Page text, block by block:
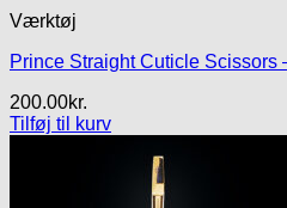
Værktøj
Prince Straight Cuticle Scissors
200.00kr.
Tilføj til kurv